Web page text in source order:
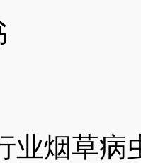
业烟草病